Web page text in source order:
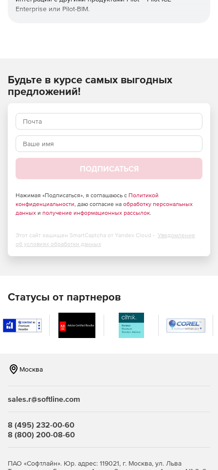
Enterprise или Pilot-BIM.
Основные преимущества
Будьте в курсе самых выгодных
предложений!
ПОДПИСАТЬСЯ
Нажимая «Подписаться», я соглашаюсь с Политикой
конфиденциальности, даю согласие на обработку персональных
данных и получение информационных рассылок.
Этот сайт защищен SmartCaptcha от Yandex Cloud - Уведомление
об условиях обработки данных
Статусы от партнеров
Москва
sales.r@softline.com
8 (495) 232-00-60
8 (800) 200-08-60
ПАО «Софтлайн». Юр. адрес: 119021, г. Москва, ул. Льва